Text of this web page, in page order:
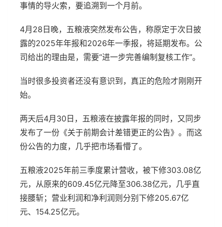
事情的导火索，要追溯到一个月前。
4月28日晚，五粮液突然发布公告，称原定于次日披
露的2025年年报和2026年一季报，将延期发布。公
司给出的理由是，需要“进一步完善编制复核工作”。
当时很多投资者还没有意识到，真正的危险才刚刚开
始。
两天后4月30日，五粮液在披露年报的同时，又同步
发布了一份《关于前期会计差错更正的公告》。而这
份公告的力度，几乎把市场看懵了。
五粮液2025年前三季度累计营收，被下修303.08亿
元，从原来的609.45亿元降至306.38亿元，几乎直
接腰斩；营业利润和净利润则分别下修205.67亿
元、154.25亿元。